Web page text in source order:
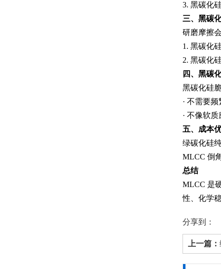
3. 黑碳化
三、 黑碳
研磨摩擦
1. 黑碳化
2. 黑碳化
四、 黑碳
黑碳化硅
· 不需要
· 不像软
五、成本
绿碳化硅
MLCC 倒
总结
MLCC 是
性、化学
分享到：
上一篇：